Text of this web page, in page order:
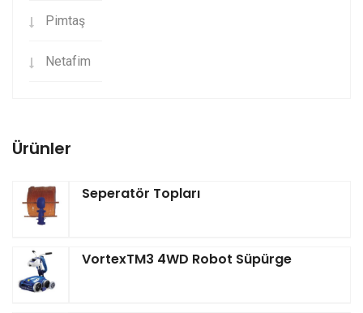
Pimtaş
Netafim
Ürünler
Seperatör Topları
VortexTM3 4WD Robot Süpürge